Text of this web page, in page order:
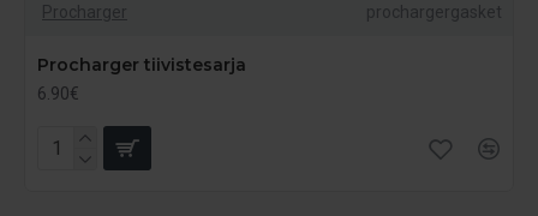
Procharger prochargergasket
Procharger tiivistesarja
6.90€